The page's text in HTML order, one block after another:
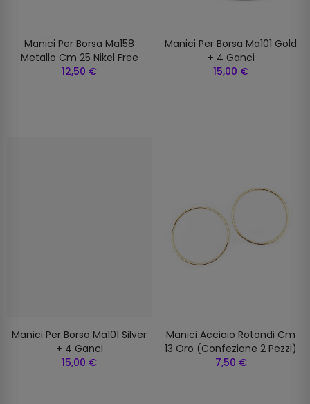
Manici Per Borsa Ma158
Metallo Cm 25 Nikel Free
12,50 €
Manici Per Borsa Ma101 Gold
+ 4 Ganci
15,00 €
Manici Per Borsa Ma101 Silver
+ 4 Ganci
15,00 €
Manici Acciaio Rotondi Cm
13 Oro (confezione 2 Pezzi)
7,50 €